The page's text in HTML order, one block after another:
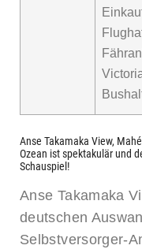
Anse Takamaka View,
Ozean ist spektakulär und
Schauspiel!
Anse Takamaka
deutschen
Selbstversorger-